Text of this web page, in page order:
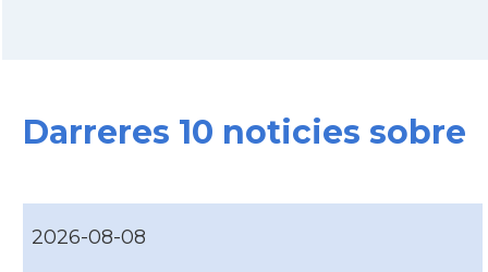
Darreres 10 noticies sobre
2026-08-08